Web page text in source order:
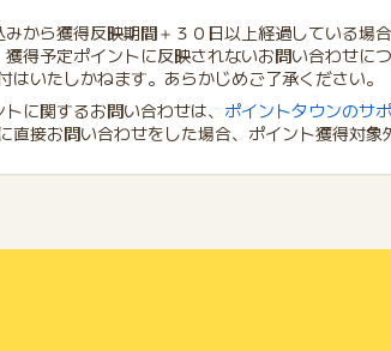
から獲得反映期間＋３０日以上経過している場
獲得予定ポイントに反映されないお問い合わせに
はいたしかねます。あらかじめご了承ください。
に関するお問い合わせは、 ポイントタウンのサ
直接お問い合わせをした場合、ポイント獲得対象